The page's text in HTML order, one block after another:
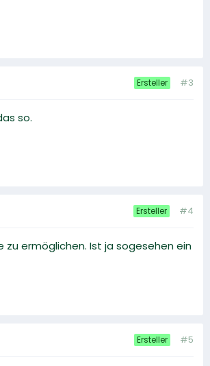
Ersteller #3
so.
Ersteller #4
zu ermöglichen. Ist ja sogesehen ein
Ersteller #5